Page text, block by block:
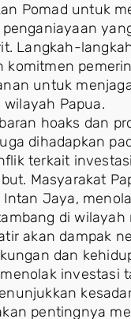
Pomad untuk
Langkah-
komitmen
untuk
Papua.
hoaks dan
dihadapkan
terkait
Masyarakat
Intan Jaya,
di wilayah
akan dampak
dan
investasi
pentingnya